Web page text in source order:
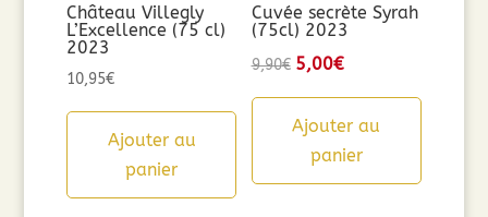
Château Villegly
L’Excellence (75 cl)
2023
10,95€
Ajouter au
panier
Cuvée secrète Syrah
(75cl) 2023
9,90€ Le
initial
était :
5,00€Le
actuel
est :
Ajouter au
panier